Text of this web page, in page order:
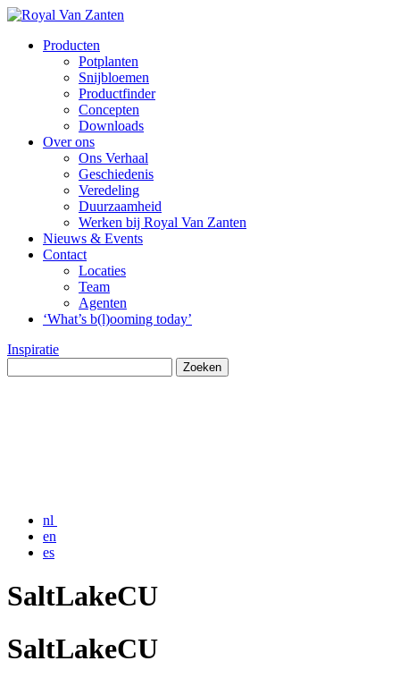
Producten
Potplanten
Snijbloemen
Productfinder
Concepten
Downloads
Over ons
Ons Verhaal
Geschiedenis
Veredeling
Duurzaamheid
Werken bij Royal Van Zanten
Nieuws & Events
Contact
Locaties
Team
Agenten
‘What’s b(l)ooming today’
Inspiratie
nl
en
es
SaltLakeCU
SaltLakeCU